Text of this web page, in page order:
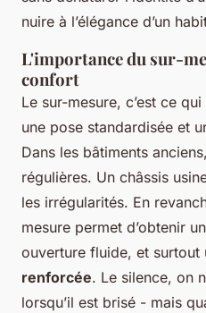
nuire à l’élégance d’un
L'importance du sur-
confort
Le sur-mesure, c’est ce
une pose standardisée et
Dans les bâtiments
régulières. Un châssis
les irrégularités. En
mesure permet d’obtenir
ouverture fluide, et surtout
renforcée. Le silence, on
lorsqu’il est brisé - mais